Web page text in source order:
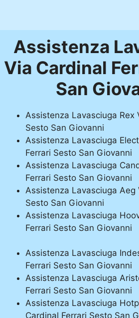
Assistenza
Via Cardinal
San
Assistenza Lavasciuga Rex
Sesto San Giovanni
Assistenza Lavasciuga
Ferrari Sesto San Giovanni
Assistenza Lavasciuga
Ferrari Sesto San Giovanni
Assistenza Lavasciuga Aeg
Sesto San Giovanni
Assistenza Lavasciuga
Ferrari Sesto San Giovanni
Assistenza Lavasciuga
Ferrari Sesto San Giovanni
Assistenza Lavasciuga
Ferrari Sesto San Giovanni
Assistenza Lavasciuga
Cardinal Ferrari Sesto San